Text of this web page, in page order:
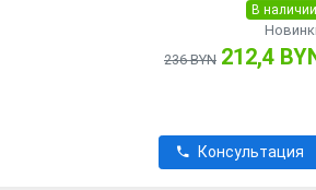
В наличии
236 BYN 212,4
Консультация